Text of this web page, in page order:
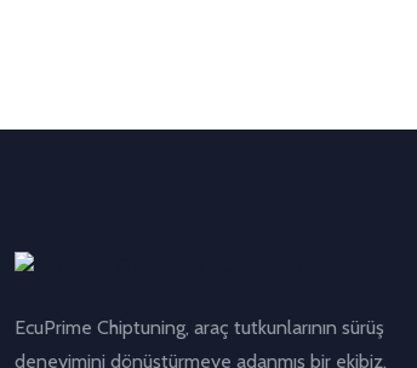
EcuPrime Chiptuning, araç tutkunlarının sürüş
deneyimini dönüştürmeye adanmış bir ekibiz.